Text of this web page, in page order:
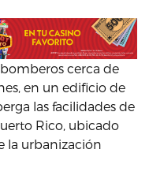
cerca de
en un edificio de
las facilidades de
Rico, ubicado
la urbanización